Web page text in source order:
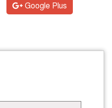
Google Plus